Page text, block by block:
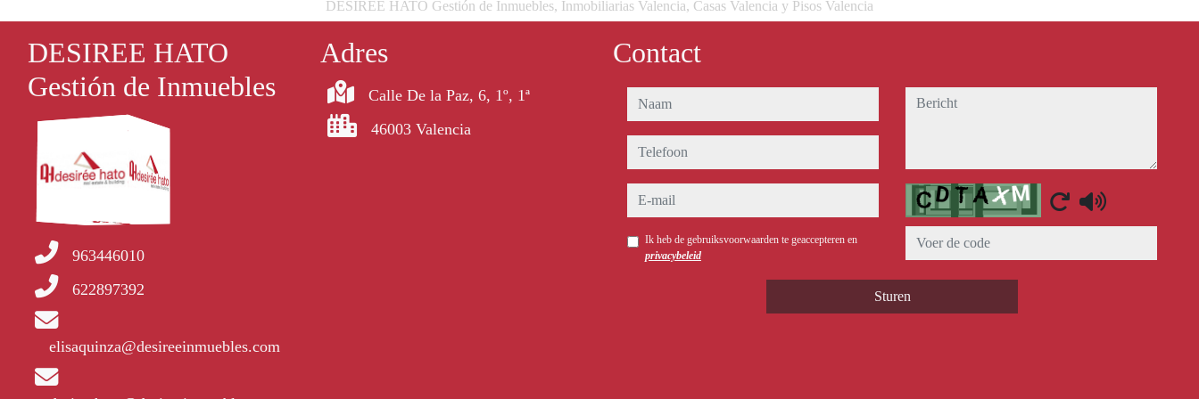
DESIREE HATO Gestión de Inmuebles, Inmobiliarias Valencia, Casas Valencia y Pisos Valencia
DESIREE HATO
Gestión de Inmuebles
963446010
622897392
elisaquinza@desireeinmuebles.com
Adres
Calle De la Paz, 6, 1º, 1ª
46003 Valencia
Contact
naam
telefoon
e-mail
Ik heb de gebruiksvoorwaarden te geaccepteren en
privacybeleid
bericht
Captcha
Sturen